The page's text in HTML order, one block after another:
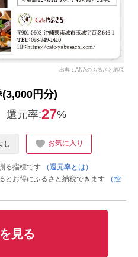
出典：ANAのふるさと納税
円分)
還元率:27%
し お気に入り
る指標です
（還元率とは）
とお得にふるさと納税できます
（控
見る